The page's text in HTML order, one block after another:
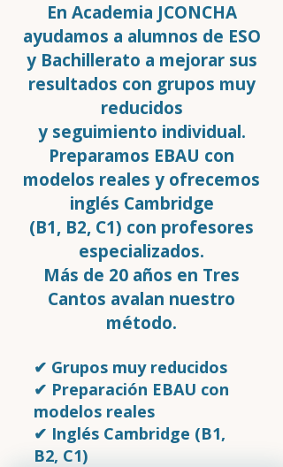
En Academia JCONCHA
ayudamos a alumnos de ESO
y Bachillerato a mejorar sus
resultados con grupos muy
reducidos
y seguimiento individual.
Preparamos EBAU con
modelos reales y ofrecemos
inglés Cambridge
(B1, B2, C1) con profesores
especializados.
Más de 20 años en Tres
Cantos avalan nuestro
método.
✔ Grupos muy reducidos
✔ Preparación EBAU con
modelos reales
✔ Inglés Cambridge (B1,
B2, C1)